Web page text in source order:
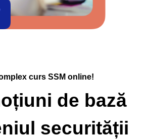
curs SSM online!
de bază
securității